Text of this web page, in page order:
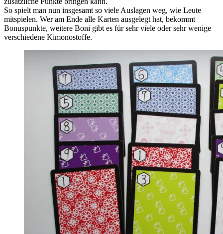
So spielt man nun insgesamt so viele Auslagen weg, wie Leute
mitspielen. Wer am Ende alle Karten ausgelegt hat, bekommt
Bonuspunkte, weitere Boni gibt es für sehr viele oder sehr wenige
verschiedene Kimonostoffe.